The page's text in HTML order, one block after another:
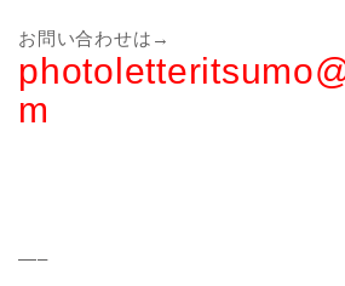
お問い合わせは→
m
—–